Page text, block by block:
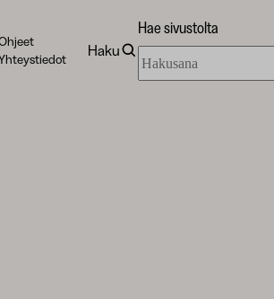
Haku
Hae sivustolta
sivustolta